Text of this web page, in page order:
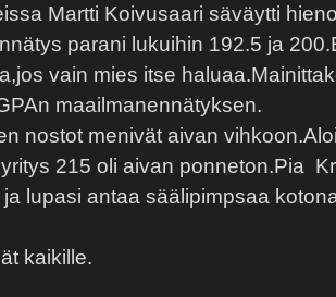
Martti Koivusaari säväytti
parani lukuihin 192.5 ja
vain mies itse
maailmanennätyksen.
nostot menivät aivan
215 oli aivan ponneton.Pia
lupasi antaa säälipimpsaa
kaikille.